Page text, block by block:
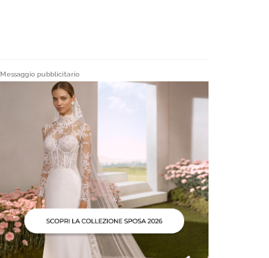
Messaggio pubblicitario